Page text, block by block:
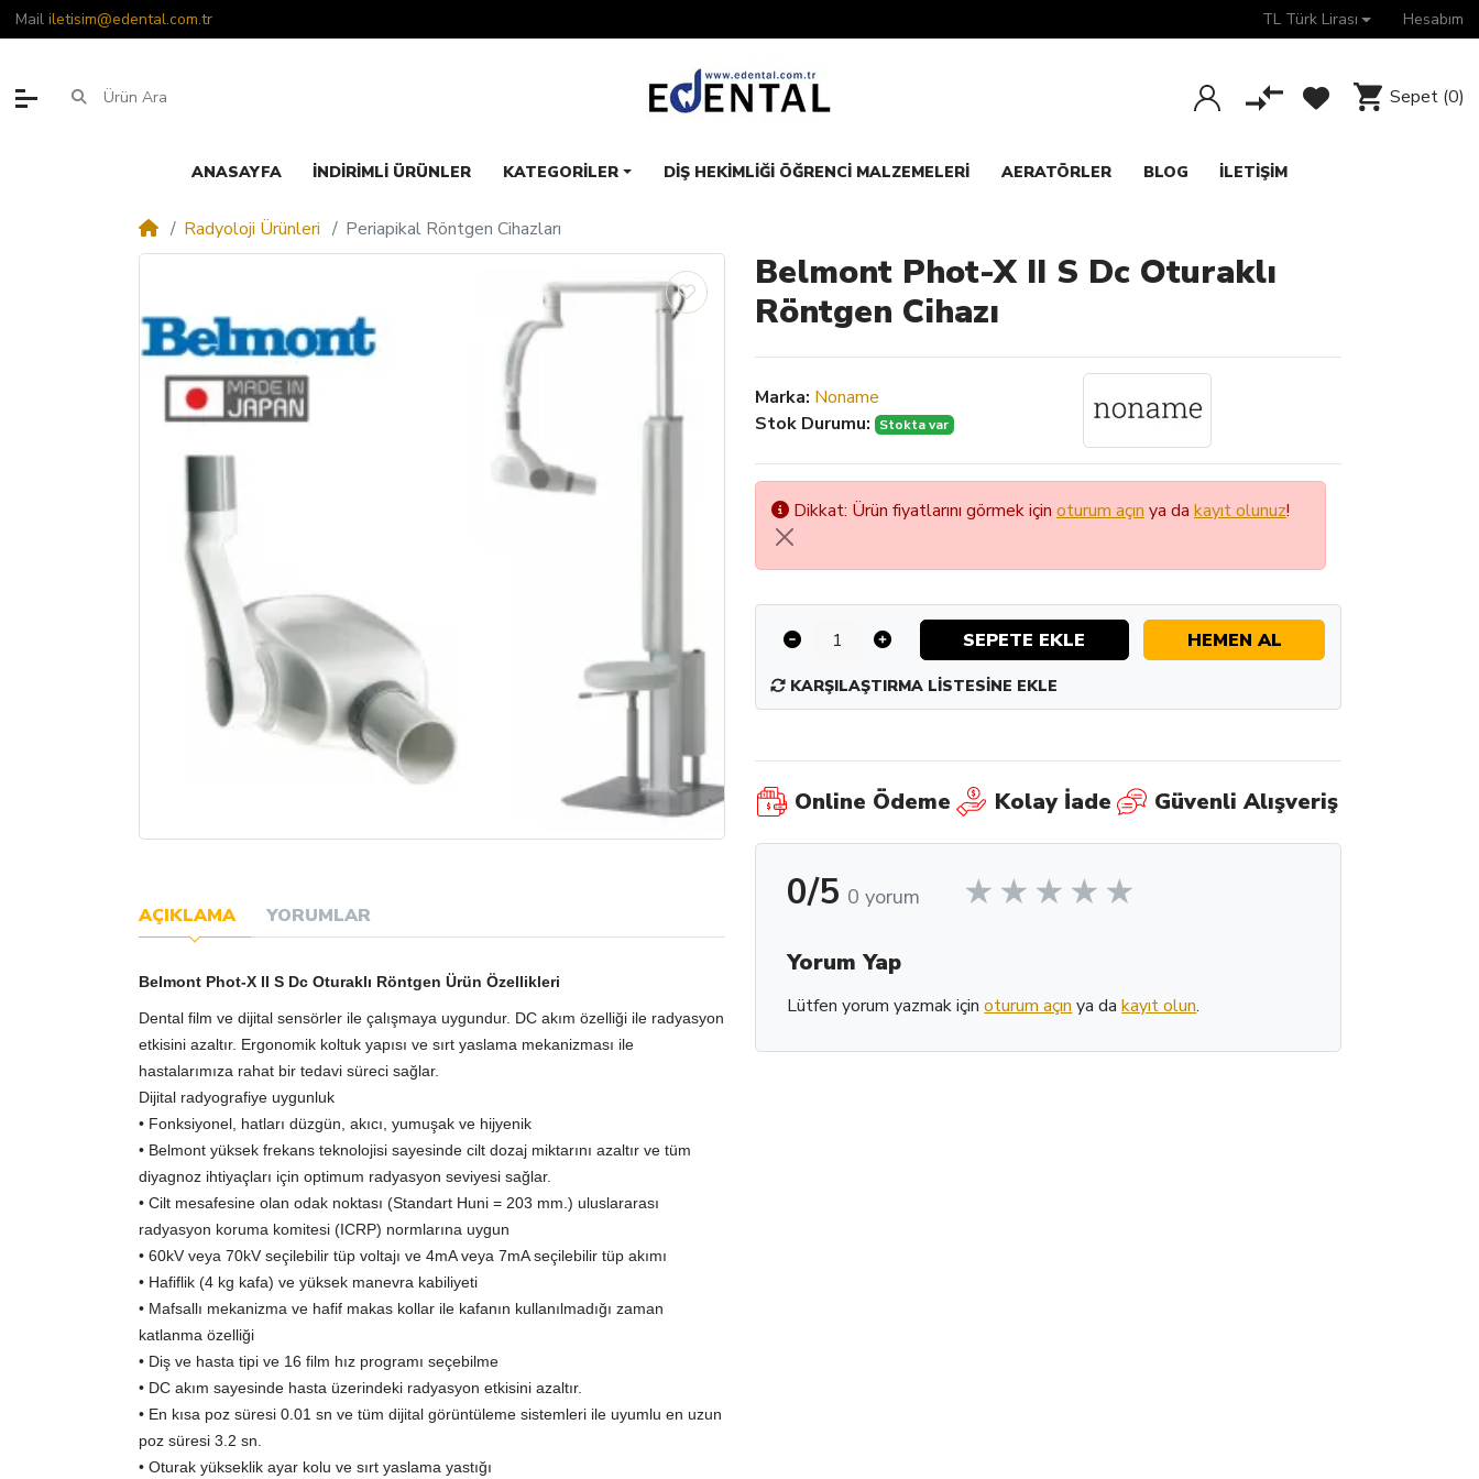
Mail iletisim@edental.com.tr TL Türk Lirası Hesabım
Sepet (0)
ANASAYFA İNDIRIMLI ÜRÜNLER KATEGORILER DIŞ HEKIMLIĞI ÖĞRENCI MALZEMELERI AERATÖRLER BLOG İLETIŞIM
Radyoloji Ürünleri Periapikal Röntgen Cihazları
AÇIKLAMA YORUMLAR
Belmont Phot-X II S Dc Oturaklı Röntgen Ürün Özellikleri
Dental film ve dijital sensörler ile çalışmaya uygundur. DC akım özelliği ile radyasyon
etkisini azaltır. Ergonomik koltuk yapısı ve sırt yaslama mekanizması ile
hastalarımıza rahat bir tedavi süreci sağlar.
Dijital radyografiye uygunluk
• Fonksiyonel, hatları düzgün, akıcı, yumuşak ve hijyenik
• Belmont yüksek frekans teknolojisi sayesinde cilt dozaj miktarını azaltır ve tüm
diyagnoz ihtiyaçları için optimum radyasyon seviyesi sağlar.
• Cilt mesafesine olan odak noktası (Standart Huni = 203 mm.) uluslararası
radyasyon koruma komitesi (ICRP) normlarına uygun
• 60kV veya 70kV seçilebilir tüp voltajı ve 4mA veya 7mA seçilebilir tüp akımı
• Hafiflik (4 kg kafa) ve yüksek manevra kabiliyeti
• Mafsallı mekanizma ve hafif makas kollar ile kafanın kullanılmadığı zaman
katlanma özelliği
• Diş ve hasta tipi ve 16 film hız programı seçebilme
• DC akım sayesinde hasta üzerindeki radyasyon etkisini azaltır.
• En kısa poz süresi 0.01 sn ve tüm dijital görüntüleme sistemleri ile uyumlu en uzun
poz süresi 3.2 sn.
• Oturak yükseklik ayar kolu ve sırt yaslama yastığı
Belmont Phot-X II S Dc Oturaklı
Röntgen Cihazı
Marka: Noname
Stok Durumu:
Stokta var
Dikkat: Ürün fiyatlarını görmek için oturum açın ya da kayıt olunuz!
SEPETE EKLE HEMEN AL
KARŞILAŞTIRMA LISTESINE EKLE
Online Ödeme Kolay İade Güvenli Alışveriş
0/5 0 yorum
Yorum Yap
Lütfen yorum yazmak içinoturum açın ya dakayıt olun.